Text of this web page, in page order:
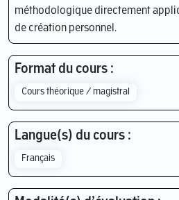
méthodologique directement
de création personnel.
Format du cours :
Cours théorique / magistral
Langue(s) du cours :
Français